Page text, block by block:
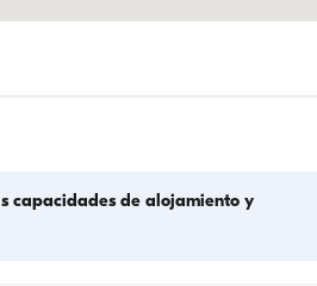
capacidades de alojamiento y